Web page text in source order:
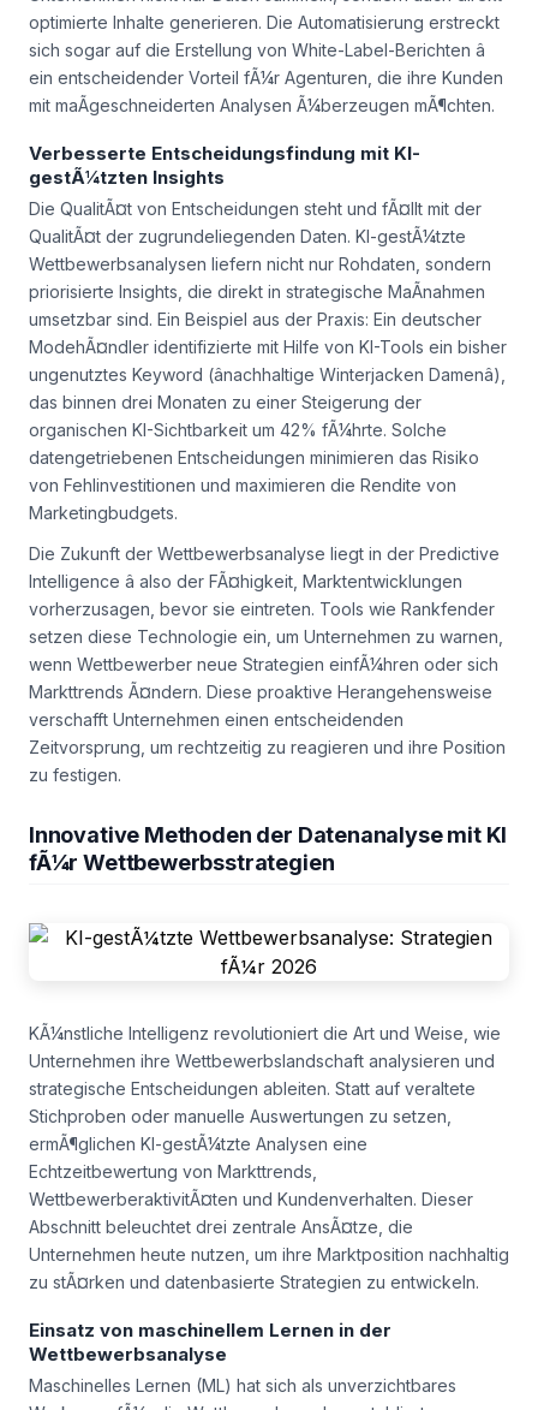
optimierte Inhalte generieren. Die Automatisierung erstreckt
sich sogar auf die Erstellung von White-Label-Berichten â
ein entscheidender Vorteil fÃ¼r Agenturen, die ihre Kunden
mit maÃgeschneiderten Analysen Ã¼berzeugen mÃ¶chten.
Verbesserte Entscheidungsfindung mit KI-
gestÃ¼tzten Insights
Die QualitÃ¤t von Entscheidungen steht und fÃ¤llt mit der
QualitÃ¤t der zugrundeliegenden Daten. KI-gestÃ¼tzte
Wettbewerbsanalysen liefern nicht nur Rohdaten, sondern
priorisierte Insights, die direkt in strategische MaÃnahmen
umsetzbar sind. Ein Beispiel aus der Praxis: Ein deutscher
ModehÃ¤ndler identifizierte mit Hilfe von KI-Tools ein bisher
ungenutztes Keyword (ânachhaltige Winterjacken Damenâ),
das binnen drei Monaten zu einer Steigerung der
organischen KI-Sichtbarkeit um 42% fÃ¼hrte. Solche
datengetriebenen Entscheidungen minimieren das Risiko
von Fehlinvestitionen und maximieren die Rendite von
Marketingbudgets.
Die Zukunft der Wettbewerbsanalyse liegt in der Predictive
Intelligence â also der FÃ¤higkeit, Marktentwicklungen
vorherzusagen, bevor sie eintreten. Tools wie Rankfender
setzen diese Technologie ein, um Unternehmen zu warnen,
wenn Wettbewerber neue Strategien einfÃ¼hren oder sich
Markttrends Ã¤ndern. Diese proaktive Herangehensweise
verschafft Unternehmen einen entscheidenden
Zeitvorsprung, um rechtzeitig zu reagieren und ihre Position
zu festigen.
Innovative Methoden der Datenanalyse mit KI
fÃ¼r Wettbewerbsstrategien
KÃ¼nstliche Intelligenz revolutioniert die Art und Weise, wie
Unternehmen ihre Wettbewerbslandschaft analysieren und
strategische Entscheidungen ableiten. Statt auf veraltete
Stichproben oder manuelle Auswertungen zu setzen,
ermÃ¶glichen KI-gestÃ¼tzte Analysen eine
Echtzeitbewertung von Markttrends,
WettbewerberaktivitÃ¤ten und Kundenverhalten. Dieser
Abschnitt beleuchtet drei zentrale AnsÃ¤tze, die
Unternehmen heute nutzen, um ihre Marktposition nachhaltig
zu stÃ¤rken und datenbasierte Strategien zu entwickeln.
Einsatz von maschinellem Lernen in der
Wettbewerbsanalyse
Maschinelles Lernen (ML) hat sich als unverzichtbares